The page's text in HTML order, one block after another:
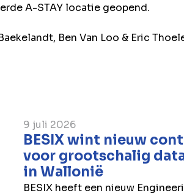
A-STAY locatie geopend.
Ben Van Loo & Eric
9 juli 2026
BESIX wint nieuw
voor grootschalig
in Wallonië
BESIX heeft een nieuw